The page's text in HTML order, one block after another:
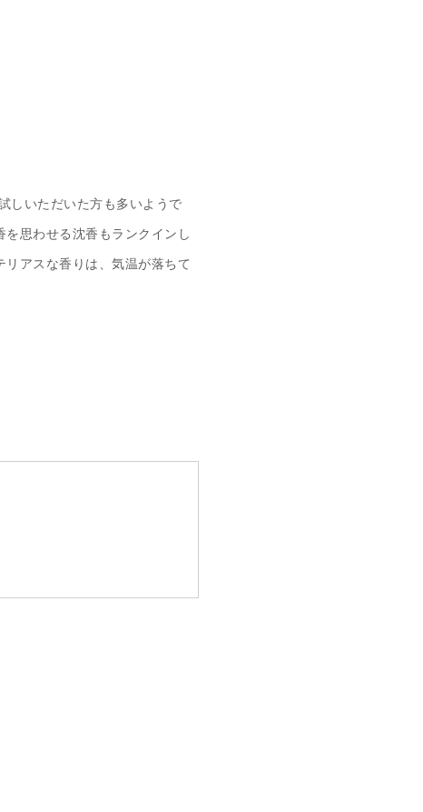
しいただいた方も多いようで
思わせる沈香もランクインし
アスな香りは、気温が落ちて